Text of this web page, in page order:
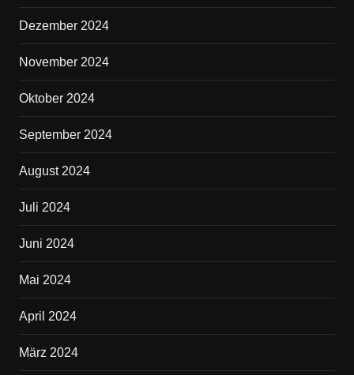
Dezember 2024
November 2024
Oktober 2024
September 2024
August 2024
Juli 2024
Juni 2024
Mai 2024
April 2024
März 2024